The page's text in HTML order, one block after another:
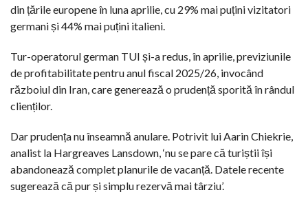
din țările europene în luna aprilie, cu 29% mai puțini vizitatori
germani și 44% mai puțini italieni.
Tur-operatorul german TUI și-a redus, în aprilie, previziunile
de profitabilitate pentru anul fiscal 2025/26, invocând
războiul din Iran, care generează o prudență sporită în rândul
clienților.
Dar prudența nu înseamnă anulare. Potrivit lui Aarin Chiekrie,
analist la Hargreaves Lansdown, ‘nu se pare că turiștii își
abandonează complet planurile de vacanță. Datele recente
sugerează că pur și simplu rezervă mai târziu’.